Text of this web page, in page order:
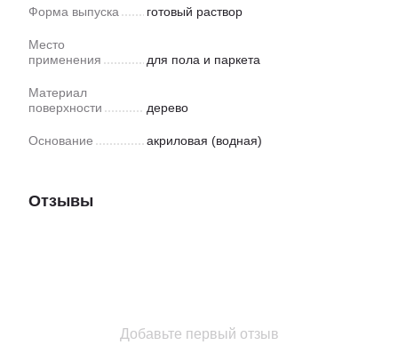
Форма выпуска готовый раствор
Место
применения
для пола и паркета
Материал
поверхности
дерево
Основание акриловая (водная)
Отзывы
Добавьте первый отзыв